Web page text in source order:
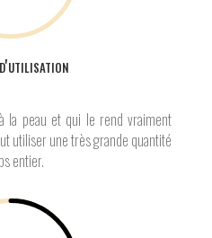
la peau et qui le rend vraiment
utiliser une très grande quantité
entier.